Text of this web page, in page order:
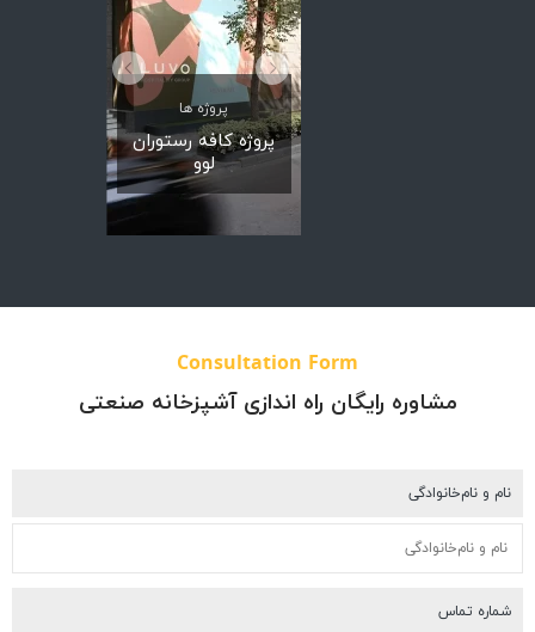
پروژه ها
پروژه کافه رستوران
لوو
پروژه
Consultation Form
مشاوره رایگان راه اندازی آشپزخانه صنعتی
و نام‌خانوادگی
تماس